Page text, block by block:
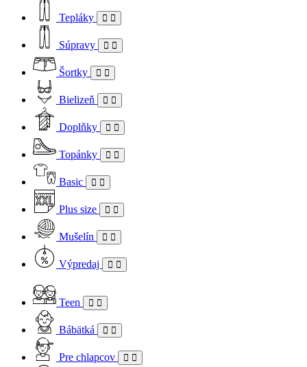
Tepláky
Súpravy
Šortky
Bielizeň
Doplňky
Topánky
Basic
Plus size
Mušelín
Výpredaj
Teen
Bábätká
Pre chlapcov